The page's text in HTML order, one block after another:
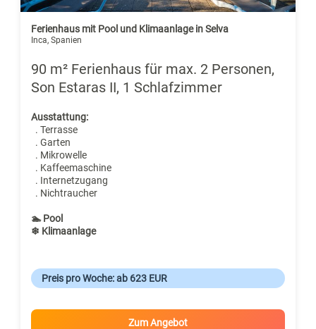
Ferienhaus mit Pool und Klimaanlage in Selva
Inca, Spanien
90 m² Ferienhaus für max. 2 Personen,
Son Estaras II, 1 Schlafzimmer
Ausstattung:
. Terrasse
. Garten
. Mikrowelle
. Kaffeemaschine
. Internetzugang
. Nichtraucher
🏊 Pool
❄ Klimaanlage
Preis pro Woche: ab 623 EUR
Zum Angebot